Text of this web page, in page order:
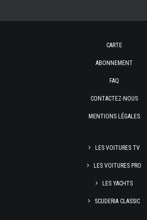
CARTE
ABONNEMENT
FAQ
CONTACTEZ-NOUS
MENTIONS LÉGALES
LES VOITURES TV
LES VOITURES PRO
LES YACHTS
SCUDERIA CLASSIC